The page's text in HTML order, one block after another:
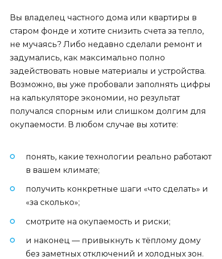
Вы владелец частного дома или квартиры в
старом фонде и хотите снизить счета за тепло,
не мучаясь? Либо недавно сделали ремонт и
задумались, как максимально полно
задействовать новые материалы и устройства.
Возможно, вы уже пробовали заполнять цифры
на калькуляторе экономии, но результат
получался спорным или слишком долгим для
окупаемости. В любом случае вы хотите:
понять, какие технологии реально работают
в вашем климате;
получить конкретные шаги «что сделать» и
«за сколько»;
смотрите на окупаемость и риски;
и наконец — привыкнуть к тёплому дому
без заметных отключений и холодных зон.